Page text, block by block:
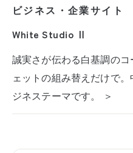
ビジネス・企業サイト
White Studio Ⅱ
誠実さが伝わる白基調の
ェットの組み替えだけで
ジネステーマです。 ＞